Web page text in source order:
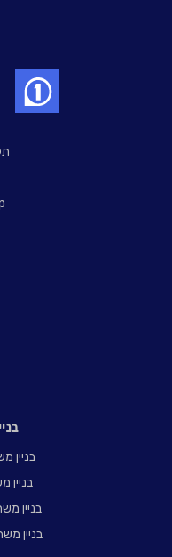
בניין
בניין
בניין
בניין